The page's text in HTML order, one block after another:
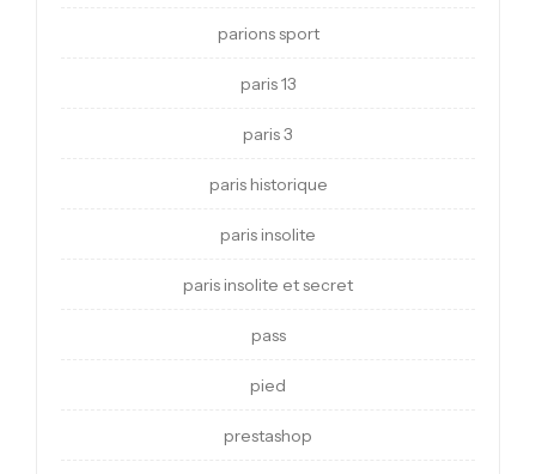
parions sport
paris 13
paris 3
paris historique
paris insolite
paris insolite et secret
pass
pied
prestashop